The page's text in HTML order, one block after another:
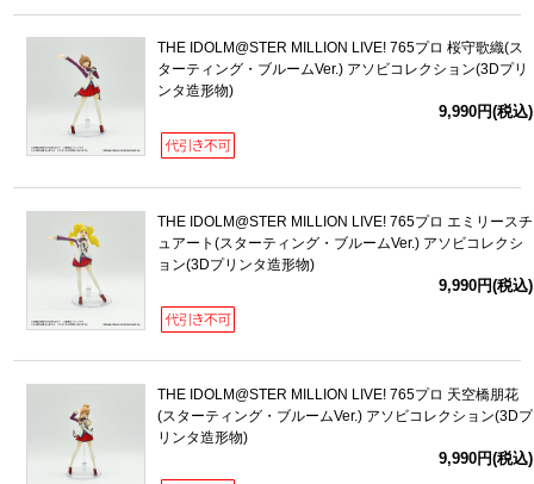
THE IDOLM@STER MILLION LIVE! 765プロ 桜守歌織(ス
ターティング・ブルームVer.) アソビコレクション(3Dプリ
ンタ造形物)
9,990円(税込)
THE IDOLM@STER MILLION LIVE! 765プロ エミリースチ
ュアート(スターティング・ブルームVer.) アソビコレクシ
ョン(3Dプリンタ造形物)
9,990円(税込)
THE IDOLM@STER MILLION LIVE! 765プロ 天空橋朋花
(スターティング・ブルームVer.) アソビコレクション(3Dプ
リンタ造形物)
9,990円(税込)